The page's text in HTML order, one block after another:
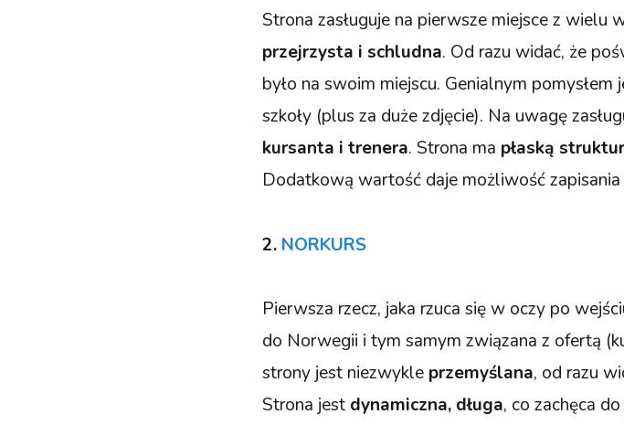
Strona zasługuje na pierwsze miejsce z
przejrzysta i schludna. Od razu widać, że
było na swoim miejscu. Genialnym pomysłem
szkoły (plus za duże zdjęcie). Na uwagę
kursanta i trenera. Strona ma płaską
Dodatkową wartość daje możliwość
2. NORKURS
Pierwsza rzecz, jaka rzuca się w oczy po
do Norwegii i tym samym związana z ofertą
strony jest niezwykle przemyślana, od razu
Strona jest dynamiczna, długa, co zachęca